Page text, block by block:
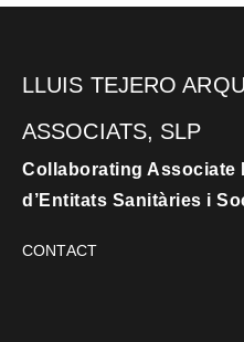
LLUIS TEJERO
ASSOCIATS, SLP
Collaborating Associate
d’Entitats Sanitàries i
CONTACT